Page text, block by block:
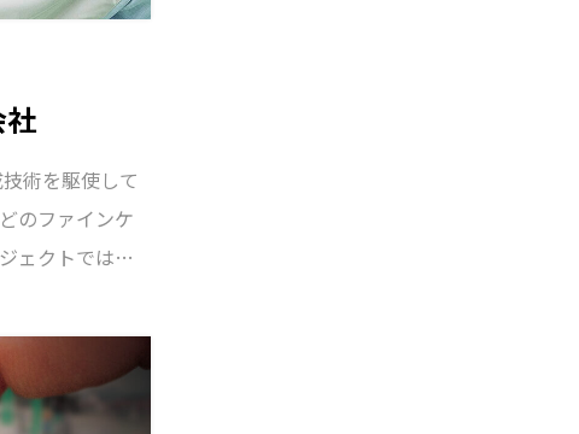
社
術を駆使して
のファインケ
ェクトでは、
新しいコンセプ
をはもちろん、
風を表現して